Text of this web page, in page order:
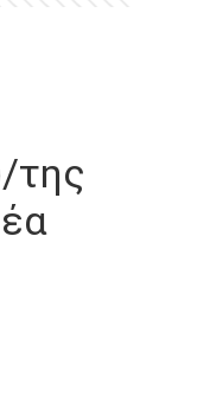
της